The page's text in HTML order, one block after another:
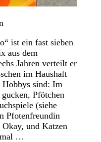
ist ein fast sieben
aus dem
Jahren verteilt er
im Haushalt
Hobbys sind: Im
Pfötchen
(siehe
Pfotenfreundin
Okay, und Katzen
…